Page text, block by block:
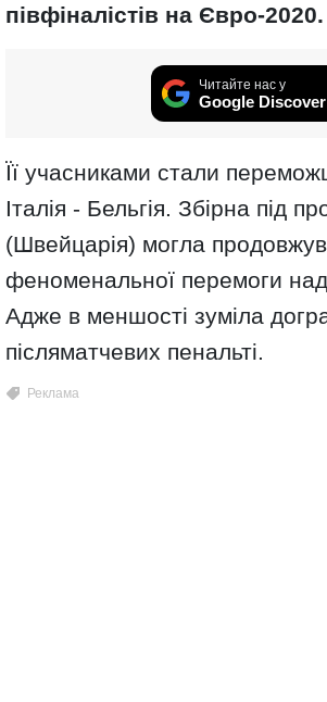
півфіналістів на Євро-2020.
Читайте нас у
Google Discover
Її учасниками стали
Італія - Бельгія. Збірна під
(Швейцарія) могла
феноменальної перемоги
Адже в меншості зуміла
післяматчевих пенальті.